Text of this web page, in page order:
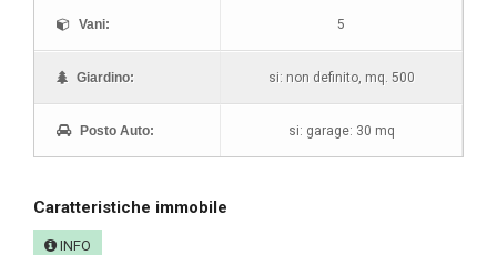
Vani: 5
Giardino: si: non definito, mq. 500
Posto Auto: si: garage: 30 mq
Caratteristiche immobile
INFO